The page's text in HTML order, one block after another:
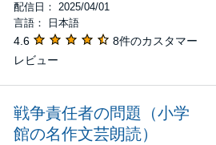
配信日： 2025/04/01
言語： 日本語
4.6
8件のカスタマー
レビュー
戦争責任者の問題（小学
館の名作文芸朗読）